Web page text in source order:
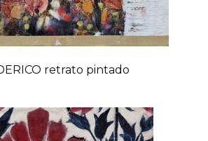
retrato pintado